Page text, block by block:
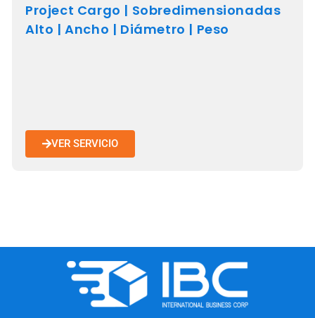
Project Cargo | Sobredimensionadas
Alto | Ancho | Diámetro | Peso
VER SERVICIO